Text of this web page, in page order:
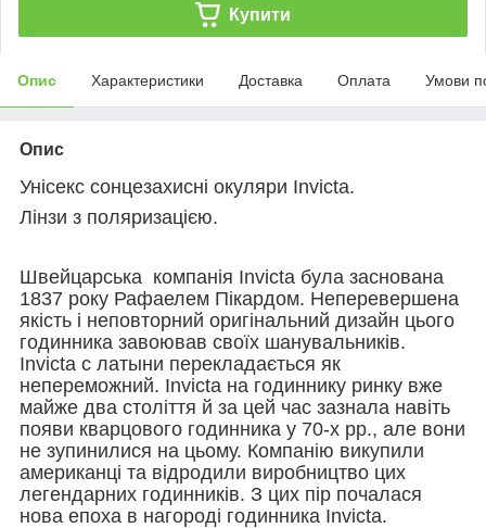
Купити
Опис Характеристики Доставка Оплата Умови
Опис
Унісекс сонцезахисні окуляри Invicta.
Лінзи з поляризацією.
Швейцарська компанія Invicta була заснована
1837 року Рафаелем Пікардом. Неперевершена
якість і неповторний оригінальний дизайн цього
годинника завоював своїх шанувальників.
Invicta с латыни перекладається як
непереможний. Invicta на годиннику ринку вже
майже два століття й за цей час зазнала навіть
появи кварцового годинника у 70-х рр., але вони
не зупинилися на цьому. Компанію викупили
американці та відродили виробництво цих
легендарних годинників. З цих пір почалася
нова епоха в нагороді годинника Invicta.